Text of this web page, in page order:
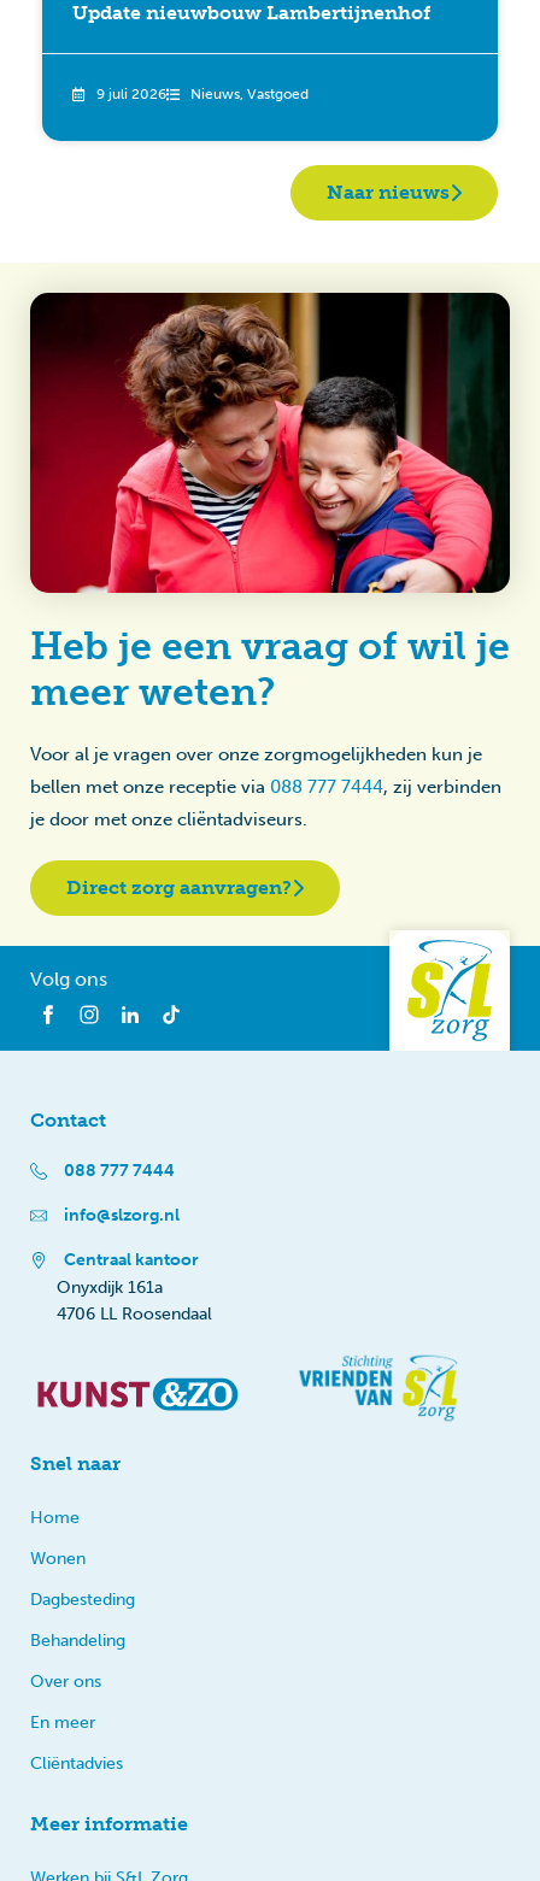
Update nieuwbouw Lambertijnenhof
9 juli 2026 Nieuws, Vastgoed
Naar nieuws
Heb je een vraag of wil je
meer weten?
Voor al je vragen over onze zorgmogelijkheden kun je
bellen met onze receptie via 088 777 7444, zij verbinden
je door met onze cliëntadviseurs.
Direct zorg aanvragen?
Volg ons
Contact
088 777 7444
info@slzorg.nl
Centraal kantoor
Onyxdijk 161a
4706 LL Roosendaal
Snel naar
Home
Wonen
Dagbesteding
Behandeling
Over ons
En meer
Cliëntadvies
Meer informatie